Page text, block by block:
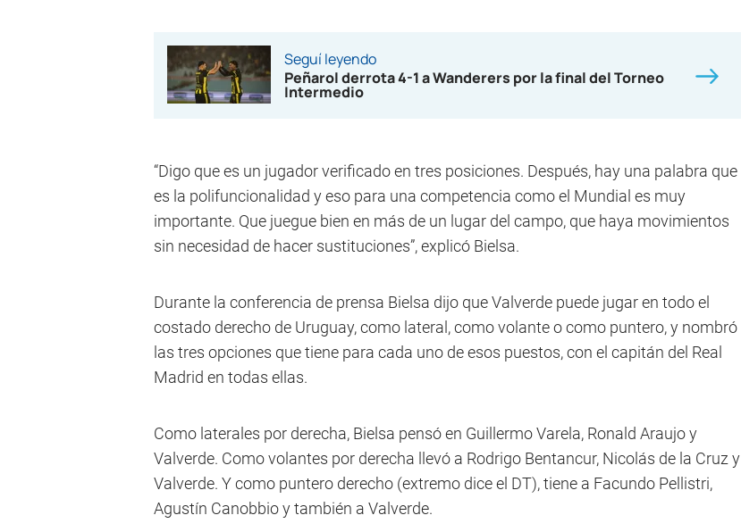
Seguí leyendo
Peñarol derrota 4-1 a Wanderers por la final del Torneo
Intermedio
“Digo que es un jugador verificado en tres posiciones. Después, hay una palabra que
es la polifuncionalidad y eso para una competencia como el Mundial es muy
importante. Que juegue bien en más de un lugar del campo, que haya movimientos
sin necesidad de hacer sustituciones”, explicó Bielsa.
Durante la conferencia de prensa Bielsa dijo que Valverde puede jugar en todo el
costado derecho de Uruguay, como lateral, como volante o como puntero, y nombró
las tres opciones que tiene para cada uno de esos puestos, con el capitán del Real
Madrid en todas ellas.
Como laterales por derecha, Bielsa pensó en Guillermo Varela, Ronald Araujo y
Valverde. Como volantes por derecha llevó a Rodrigo Bentancur, Nicolás de la Cruz y
Valverde. Y como puntero derecho (extremo dice el DT), tiene a Facundo Pellistri,
Agustín Canobbio y también a Valverde.